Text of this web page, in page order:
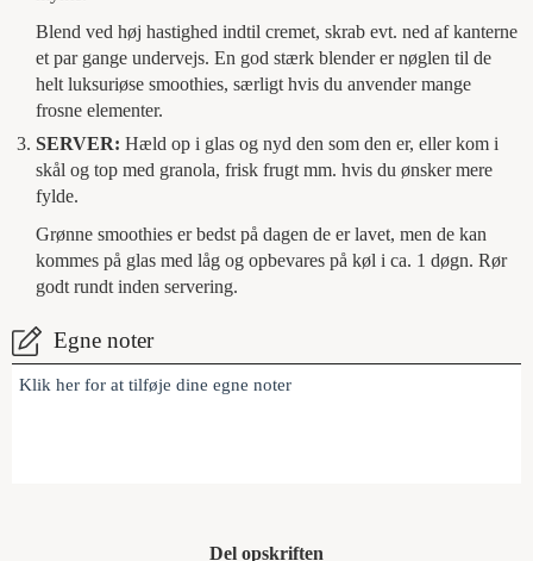
Blend ved høj hastighed indtil cremet, skrab evt. ned af kanterne
et par gange undervejs. En god stærk blender er nøglen til de
helt luksuriøse smoothies, særligt hvis du anvender mange
frosne elementer.
SERVER: Hæld op i glas og nyd den som den er, eller kom i
skål og top med granola, frisk frugt mm. hvis du ønsker mere
fylde.
Grønne smoothies er bedst på dagen de er lavet, men de kan
kommes på glas med låg og opbevares på køl i ca. 1 døgn. Rør
godt rundt inden servering.
Egne noter
Klik her for at tilføje dine egne noter
Del opskriften